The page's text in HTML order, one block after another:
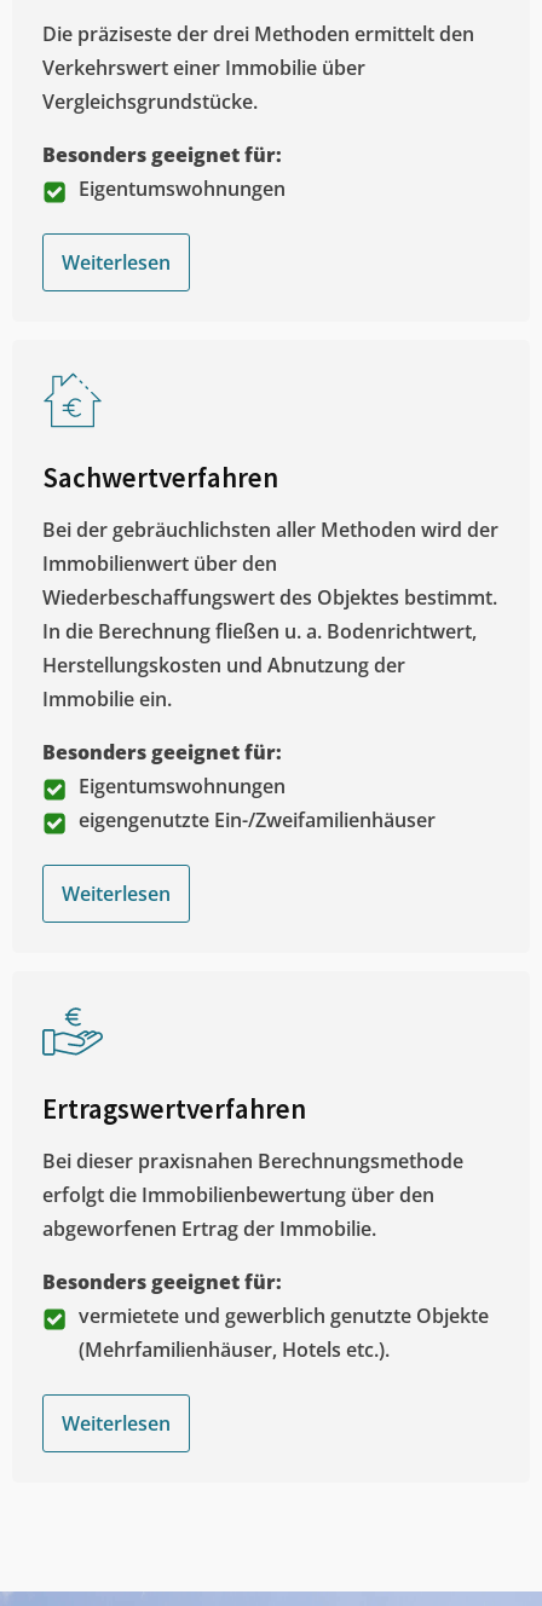
Die präziseste der drei Methoden ermittelt den
Verkehrswert einer Immobilie über
Vergleichsgrundstücke.
Besonders geeignet für:
Eigentumswohnungen
Weiterlesen
Sachwertverfahren
Bei der gebräuchlichsten aller Methoden wird der
Immobilienwert über den
Wiederbeschaffungswert des Objektes bestimmt.
In die Berechnung fließen u. a. Bodenrichtwert,
Herstellungskosten und Abnutzung der
Immobilie ein.
Besonders geeignet für:
Eigentumswohnungen
eigengenutzte Ein-/Zweifamilienhäuser
Weiterlesen
Ertragswertverfahren
Bei dieser praxisnahen Berechnungsmethode
erfolgt die Immobilienbewertung über den
abgeworfenen Ertrag der Immobilie.
Besonders geeignet für:
vermietete und gewerblich genutzte Objekte
(Mehrfamilienhäuser, Hotels etc.).
Weiterlesen